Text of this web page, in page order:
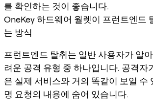
를 확인하는 것이 좋습니다.
OneKey 하드웨어 월렛이 프런트엔드
는 방식
프런트엔드 탈취는 일반 사용자가 알
려운 공격 유형 중 하나입니다. 공격자
은 실제 서비스와 거의 똑같이 보일 수
명 요청의 내용에 숨어 있습니다.